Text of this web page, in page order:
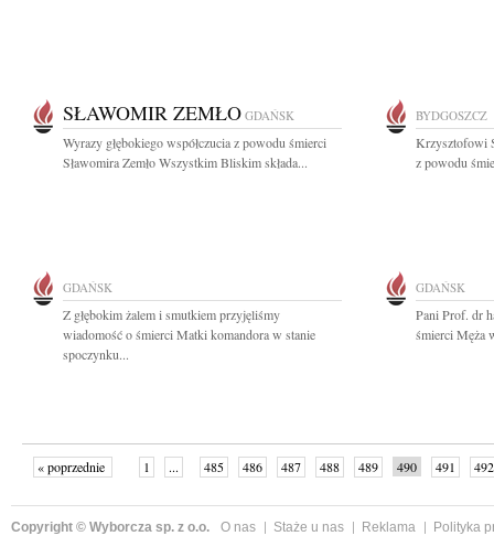
SŁAWOMIR ZEMŁO GDAŃSK
Wyrazy głębokiego współczucia z powodu śmierci
Sławomira Zemło Wszystkim Bliskim składa...
BYDGOSZCZ
Krzysztofowi
z powodu
GDAŃSK
Z głębokim żalem i smutkiem przyjęliśmy
wiadomość o śmierci Matki komandora w stanie
spoczynku...
GDAŃSK
Pani Prof. dr
śmierci Męża
« poprzednie 1 ... 485 486 487 488 489 490 491
492
Copyright © Wyborcza sp. z o.o. O nas Staże u nas Reklama
Polityka